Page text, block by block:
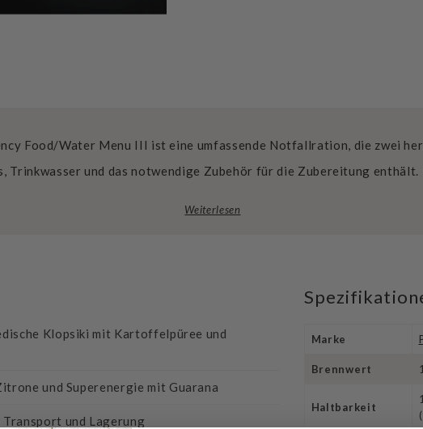
Food/Water Menu III ist eine umfassende Notfallration, die zwei
Trinkwasser und das notwendige Zubehör für die Zubereitung
Weiterlesen
Klopsiki mit Kartoffelpüree und
und Superenergie mit Guarana
und Lagerung
Marke
Brennwert
Haltbarkeit